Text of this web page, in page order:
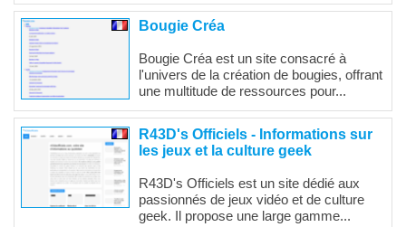
Bougie Créa
Bougie Créa est un site consacré à
l'univers de la création de bougies, offrant
une multitude de ressources pour...
R43D's Officiels - Informations sur
les jeux et la culture geek
R43D's Officiels est un site dédié aux
passionnés de jeux vidéo et de culture
geek. Il propose une large gamme...